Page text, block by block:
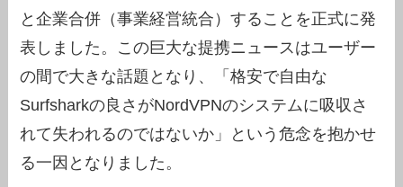
と企業合併（事業経営統合）することを正式に発
表しました。この巨大な提携ニュースはユーザー
の間で大きな話題となり、「格安で自由な
Surfsharkの良さがNordVPNのシステムに吸収さ
れて失われるのではないか」という危念を抱かせ
る一因となりました。